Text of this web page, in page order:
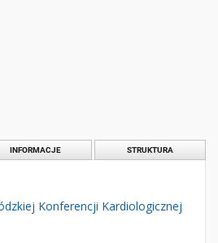
INFORMACJE STRUKTURA
Konferencji Kardiologicznej